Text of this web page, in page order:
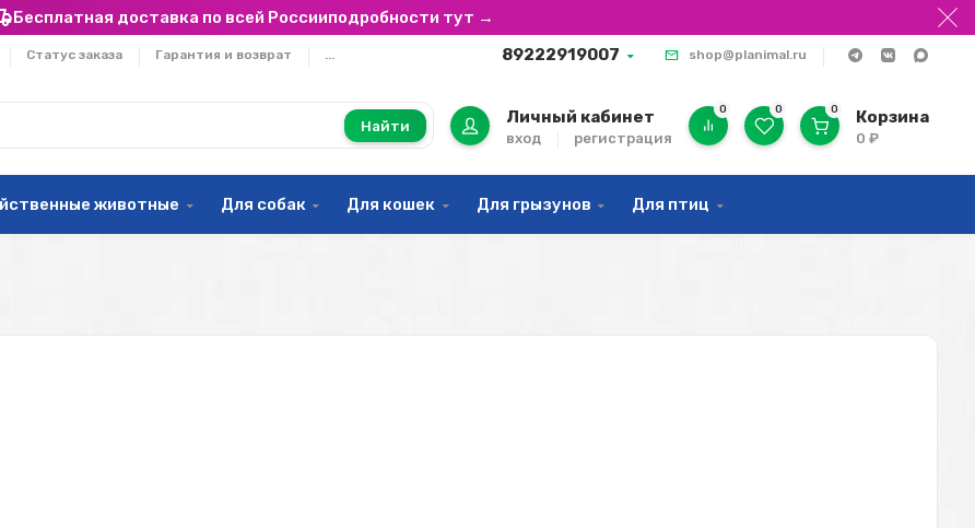
Бесплатная доставка по всей Россииподробности тут →
Статус заказа Гарантия и возврат ... 89222919007 shop@planimal.ru
Найти Личный кабинет
вход регистрация
0 0 0 Корзина
0₽
животные Для собак Для кошек Для грызунов Для птиц